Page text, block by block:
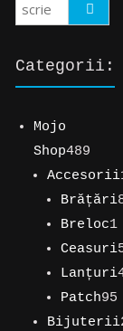
Search
Categorii:
Mojo
Shop489489
de
Accesorii
194
de
produse
Brățări
89
de
produse
Breloc1
1
produs
Ceasuri
5
produse
Lanțuri
4
produse
Patch95
95
Bijuterii